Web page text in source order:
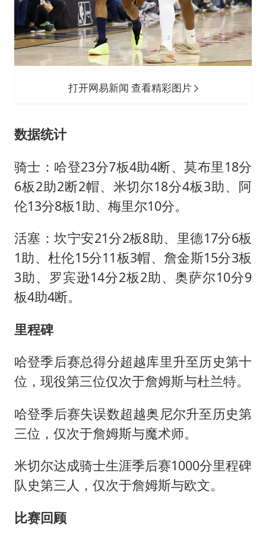
打开网易新闻 查看精彩图片
数据统计
骑士：哈登23分7板4助4断、莫布里18分
6板2助2断2帽、米切尔18分4板3助、阿
伦13分8板1助、梅里尔10分。
活塞：坎宁安21分2板8助、里德17分6板
1助、杜伦15分11板3帽、詹金斯15分3板
3助、 罗宾逊14分2板2助、奥萨尔10分9
板4助4断。
里程碑
哈登季后赛总得分超越库里升至历史第十
位，现役第三位仅次于詹姆斯与杜兰特。
哈登季后赛失误数超越奥尼尔升至历史第
三位，仅次于詹姆斯与魔术师。
米切尔达成骑士生涯季后赛1000分里程碑
队史第三人，仅次于詹姆斯与欧文。
比赛回顾